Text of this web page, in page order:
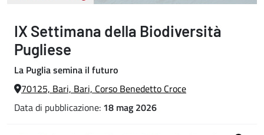
IX Settimana della Biodiversità
Pugliese
La Puglia semina il futuro
70125, Bari, Bari, Corso Benedetto Croce
Data di pubblicazione: 18 mag 2026